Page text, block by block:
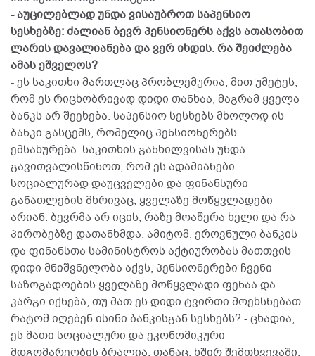
- აუცილებლად უნდა ვისაუბროთ საპენსიო
სესხებზე: ძალიან ბევრ პენსიონერს აქვს ათასობით
ლარის დავალიანება და ვერ იხდის. რა შეიძლება
ამას ეშველოს?
- ეს საკითხი მართლაც პრობლემურია, მით უმეტეს,
რომ ეს რიცხობრივად დიდი თანხაა, მაგრამ ყველა
ბანკს არ შეეხება. საპენსიო სესხებს მხოლოდ ის
ბანკი გასცემს, რომელიც პენსიონერებს
ემსახურება. საკითხის განხილვისას უნდა
გავითვალისწინოთ, რომ ეს ადამიანები
სოციალურად დაუცველები და ფინანსური
განათლების მხრივაც, ყველაზე მოწყვლადები
არიან: ბევრმა არ იცის, რაზე მოაწერა ხელი და რა
პირობებზე დათანხმდა. ამიტომ, ეროვნული ბანკის
და ფინანსთა სამინისტროს აქტიურობას მათთვის
დიდი მნიშვნელობა აქვს, პენსიონერები ჩვენი
საზოგადოების ყველაზე მოწყვლადი ფენაა და
კარგი იქნება, თუ მათ ეს დიდი ტვირთი მოეხსნებათ.
რატომ იღებენ ისინი ბანკისგან სესხებს? - ცხადია,
ეს მათი სოციალური და ეკონომიკური
მდგომარეობის ბრალია. თანაც, ხშირ შემთხვევაში,